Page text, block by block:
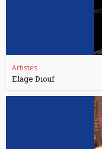
Artistes
Elage Diouf